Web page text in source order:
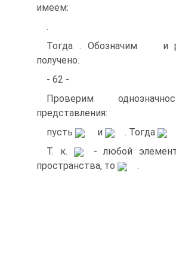
имеем:
Тогда . Обозначим
и
получено.
- 62 -
Проверим
представления:
пусть
и . Тогда
Т. к.
- любой
пространства, то
.